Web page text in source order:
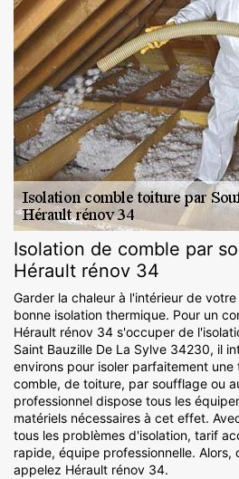
Isolation de comble par
Hérault rénov 34
Garder la chaleur à l'intérieur de
bonne isolation thermique. Pour un
Hérault rénov 34 s'occuper de
Saint Bauzille De La Sylve 34230, il
environs pour isoler parfaitement une
comble, de toiture, par soufflage ou
professionnel dispose tous les
matériels nécessaires à cet effet.
tous les problèmes d'isolation, tarif
rapide, équipe professionnelle.
appelez Hérault rénov 34.